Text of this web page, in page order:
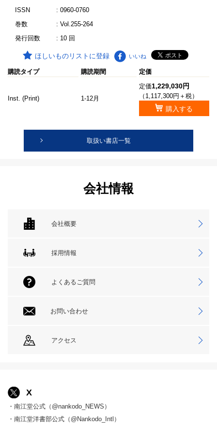
ISSN
: 0960-0760
巻数
: Vol.255-264
発行回数
: 10 回
ほしいものリストに登録 いいね
購読タイプ 購読期間 定価
Inst. (Print) 1-12月
定価1,229,030円
（1,117,300円＋税）
購入する
取扱い書店一覧
会社情報
会社概要
採用情報
よくあるご質問
お問い合わせ
アクセス
X
・南江堂公式（@nankodo_NEWS）
・南江堂洋書部公式（@Nankodo_Intl）